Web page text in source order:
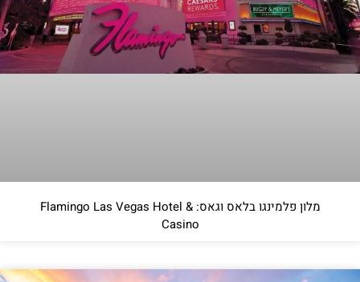
מלון פלמינגו בלאס וגאס: Flamingo Las Vegas Hotel &
Casino